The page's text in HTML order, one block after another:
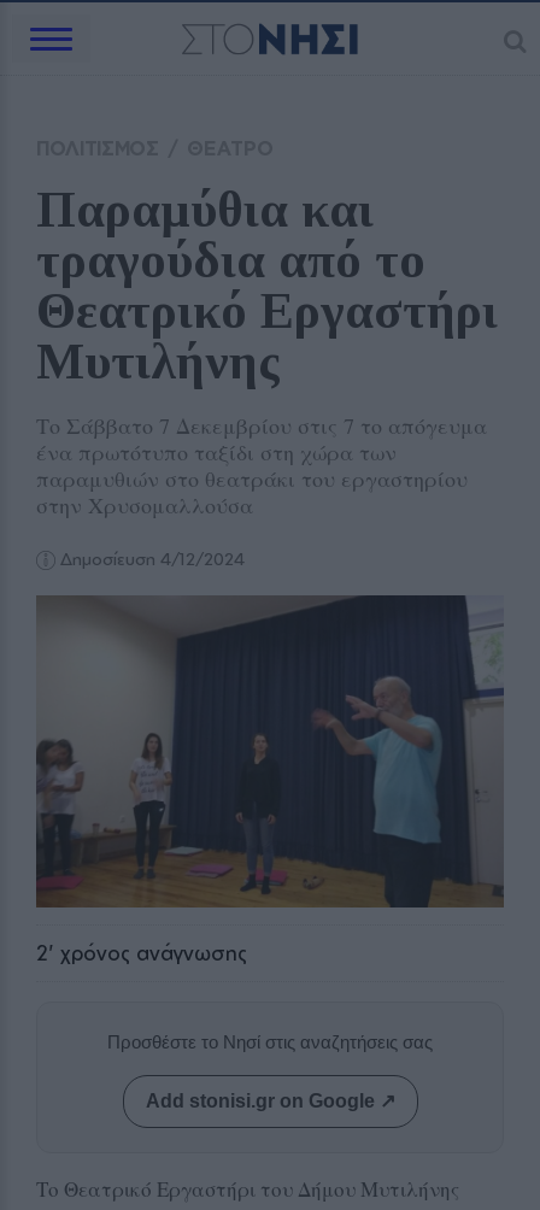
Παραμύθια και
τραγούδια από το
Θεατρικό Εργαστήρι
Μυτιλήνης
Το Σάββατο 7 Δεκεμβρίου στις 7 το απόγευμα
ένα πρωτότυπο ταξίδι στη χώρα των
παραμυθιών στο θεατράκι του εργαστηρίου
στην Χρυσομαλλούσα
Δημοσίευση 4/12/2024
2' χρόνος ανάγνωσης
Προσθέστε το Νησί στις αναζητήσεις σας
Add stonisi.gr on Google ↗
Το Θεατρικό Εργαστήρι του Δήμου Μυτιλήνης